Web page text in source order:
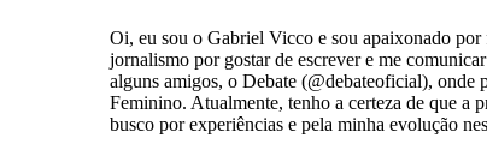
Oi, eu sou o Gabriel Vicco e sou apaixonado
jornalismo por gostar de escrever e me
alguns amigos, o Debate (@debateoficial), onde
Feminino. Atualmente, tenho a certeza de que a
busco por experiências e pela minha evolução